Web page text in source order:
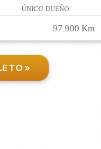
ÚNICO DUEÑO
97.900 Km
»